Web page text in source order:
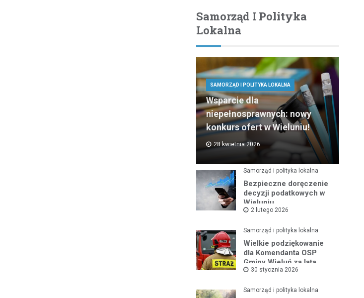
Samorząd I Polityka
Lokalna
SAMORZĄD I POLITYKA LOKALNA
Wsparcie dla
niepełnosprawnych: nowy
konkurs ofert w Wieluniu!
28 kwietnia 2026
Samorząd i polityka lokalna
Bezpieczne doręczenie
decyzji podatkowych w
Wieluniu
2 lutego 2026
Samorząd i polityka lokalna
Wielkie podziękowanie
dla Komendanta OSP
Gminy Wieluń za lata
służby
30 stycznia 2026
Samorząd i polityka lokalna